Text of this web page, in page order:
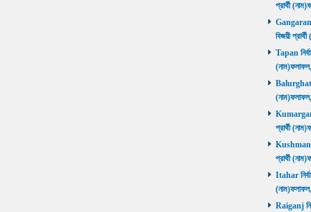
প্রার্থী
বিজয়ী
Tapan
Balurghat
Kumarganj
প্রার্থী
প্রার্থী
Itahar
Raiganj